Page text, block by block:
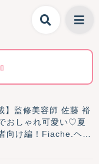
】監修美容師 佐藤 裕
おしゃれ可愛い♡夏
向け編！Fiache.ヘア